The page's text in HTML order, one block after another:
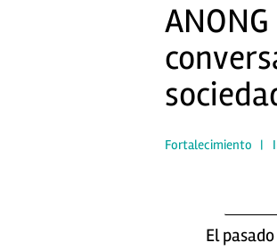
Fortalecimiento |
El